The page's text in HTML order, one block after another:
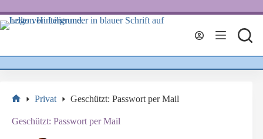
Inhalt
springen
Privat Geschützt: Passwort per Mail
Geschützt: Passwort per Mail